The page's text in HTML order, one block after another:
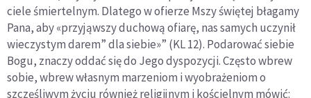
ciele śmiertelnym. Dlatego w ofierze Mszy świętej błagamy
Pana, aby «przyjąwszy duchową ofiarę, nas samych uczynił
wieczystym darem” dla siebie»” (KL 12). Podarować siebie
Bogu, znaczy oddać się do Jego dyspozycji. Często wbrew
sobie, wbrew własnym marzeniom i wyobrażeniom o
szczęśliwym życiu również religijnym i kościelnym mówić: